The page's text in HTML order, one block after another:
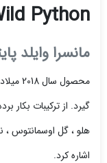
Python
مانسرا وایلد
گیرد. از ترکیبات بکار
هلو ، گل اوسمانتوس ،
اشاره کرد.